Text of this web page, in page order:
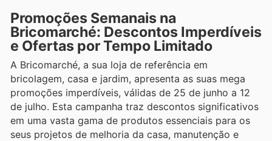
Promoções Semanais na
Bricomarché: Descontos Imperdíveis
e Ofertas por Tempo Limitado
A Bricomarché, a sua loja de referência em
bricolagem, casa e jardim, apresenta as suas mega
promoções imperdíveis, válidas de 25 de junho a 12
de julho. Esta campanha traz descontos significativos
em uma vasta gama de produtos essenciais para os
seus projetos de melhoria da casa, manutenção e